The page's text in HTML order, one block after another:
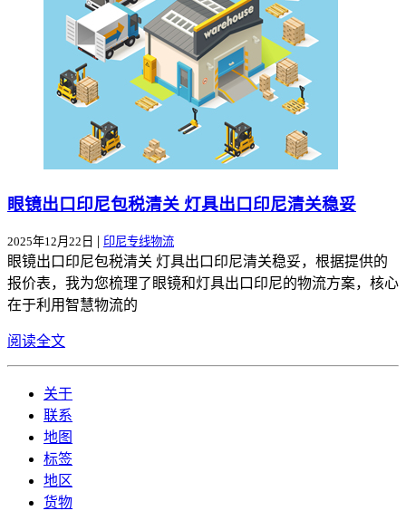
眼镜出口印尼包税清关 灯具出口印尼清关稳妥
2025年12月22日 | 印尼专线物流
眼镜出口印尼包税清关 灯具出口印尼清关稳妥，根据提供的
报价表，我为您梳理了眼镜和灯具出口印尼的物流方案，核心
在于利用智慧物流的
阅读全文
关于
联系
地图
标签
地区
货物